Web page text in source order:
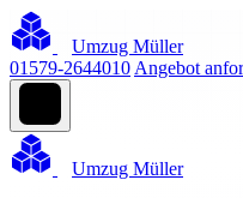
Umzug Müller
01579-2644010 Angebot
Umzug Müller